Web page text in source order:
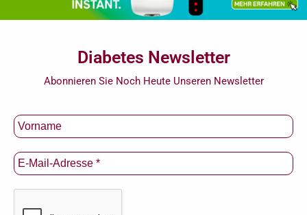
Diabetes Newsletter
Abonnieren Sie Noch Heute Unseren Newsletter